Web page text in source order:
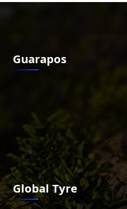
Guarapos
Global Tyre